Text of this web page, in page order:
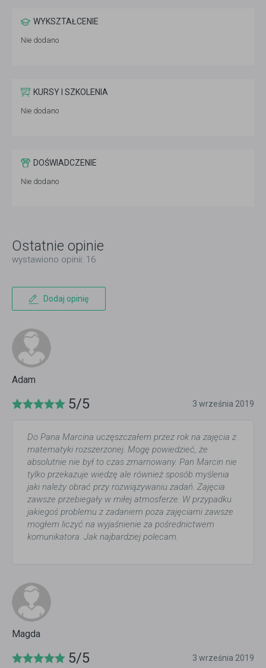
WYKSZTAŁCENIE
Nie dodano
KURSY I SZKOLENIA
Nie dodano
DOŚWIADCZENIE
Nie dodano
Ostatnie opinie
wystawiono opinii: 16
Dodaj opinię
Adam
5/5 3 września 2019
Do Pana Marcina uczęszczałem przez rok na zajęcia z
matematyki rozszerzonej. Mogę powiedzieć, że
absolutnie nie był to czas zmarnowany. Pan Marcin nie
tylko przekazuje wiedzę ale również sposób myślenia
jaki należy obrać przy rozwiązywaniu zadań. Zajęcia
zawsze przebiegały w miłej atmosferze. W przypadku
jakiegoś problemu z zadaniem poza zajęciami zawsze
mogłem liczyć na wyjaśnienie za pośrednictwem
komunikatora. Jak najbardziej polecam.
Magda
5/5 3 września 2019